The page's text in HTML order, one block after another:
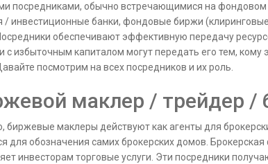
посредниками, обычно встречающимися на фондовом
/ инвестиционные банки, фондовые биржи
обеспечивают эффективную передачу
с избыточным капиталом могут передать его тем, кому
посмотрим на всех посредников и их роль.
маклер / трейдер /
биржевые маклеры действуют как агенты для
для обозначения самих брокерских домов.
инвесторам торговые услуги. Эти посредники